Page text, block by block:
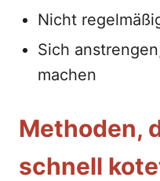
Nicht
Sich
machen
Methoden,
schnell